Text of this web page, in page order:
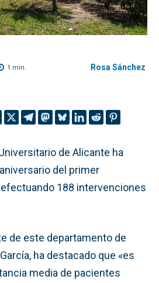
1 min. Rosa Sánchez
de Alicante ha
del primer
188 intervenciones
de este departamento de
ha destacado que «es
media de pacientes